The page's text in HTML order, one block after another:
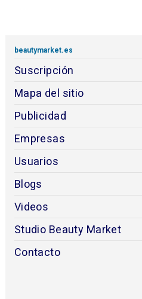
beautymarket.es
Suscripción
Mapa del sitio
Publicidad
Empresas
Usuarios
Blogs
Videos
Studio Beauty Market
Contacto